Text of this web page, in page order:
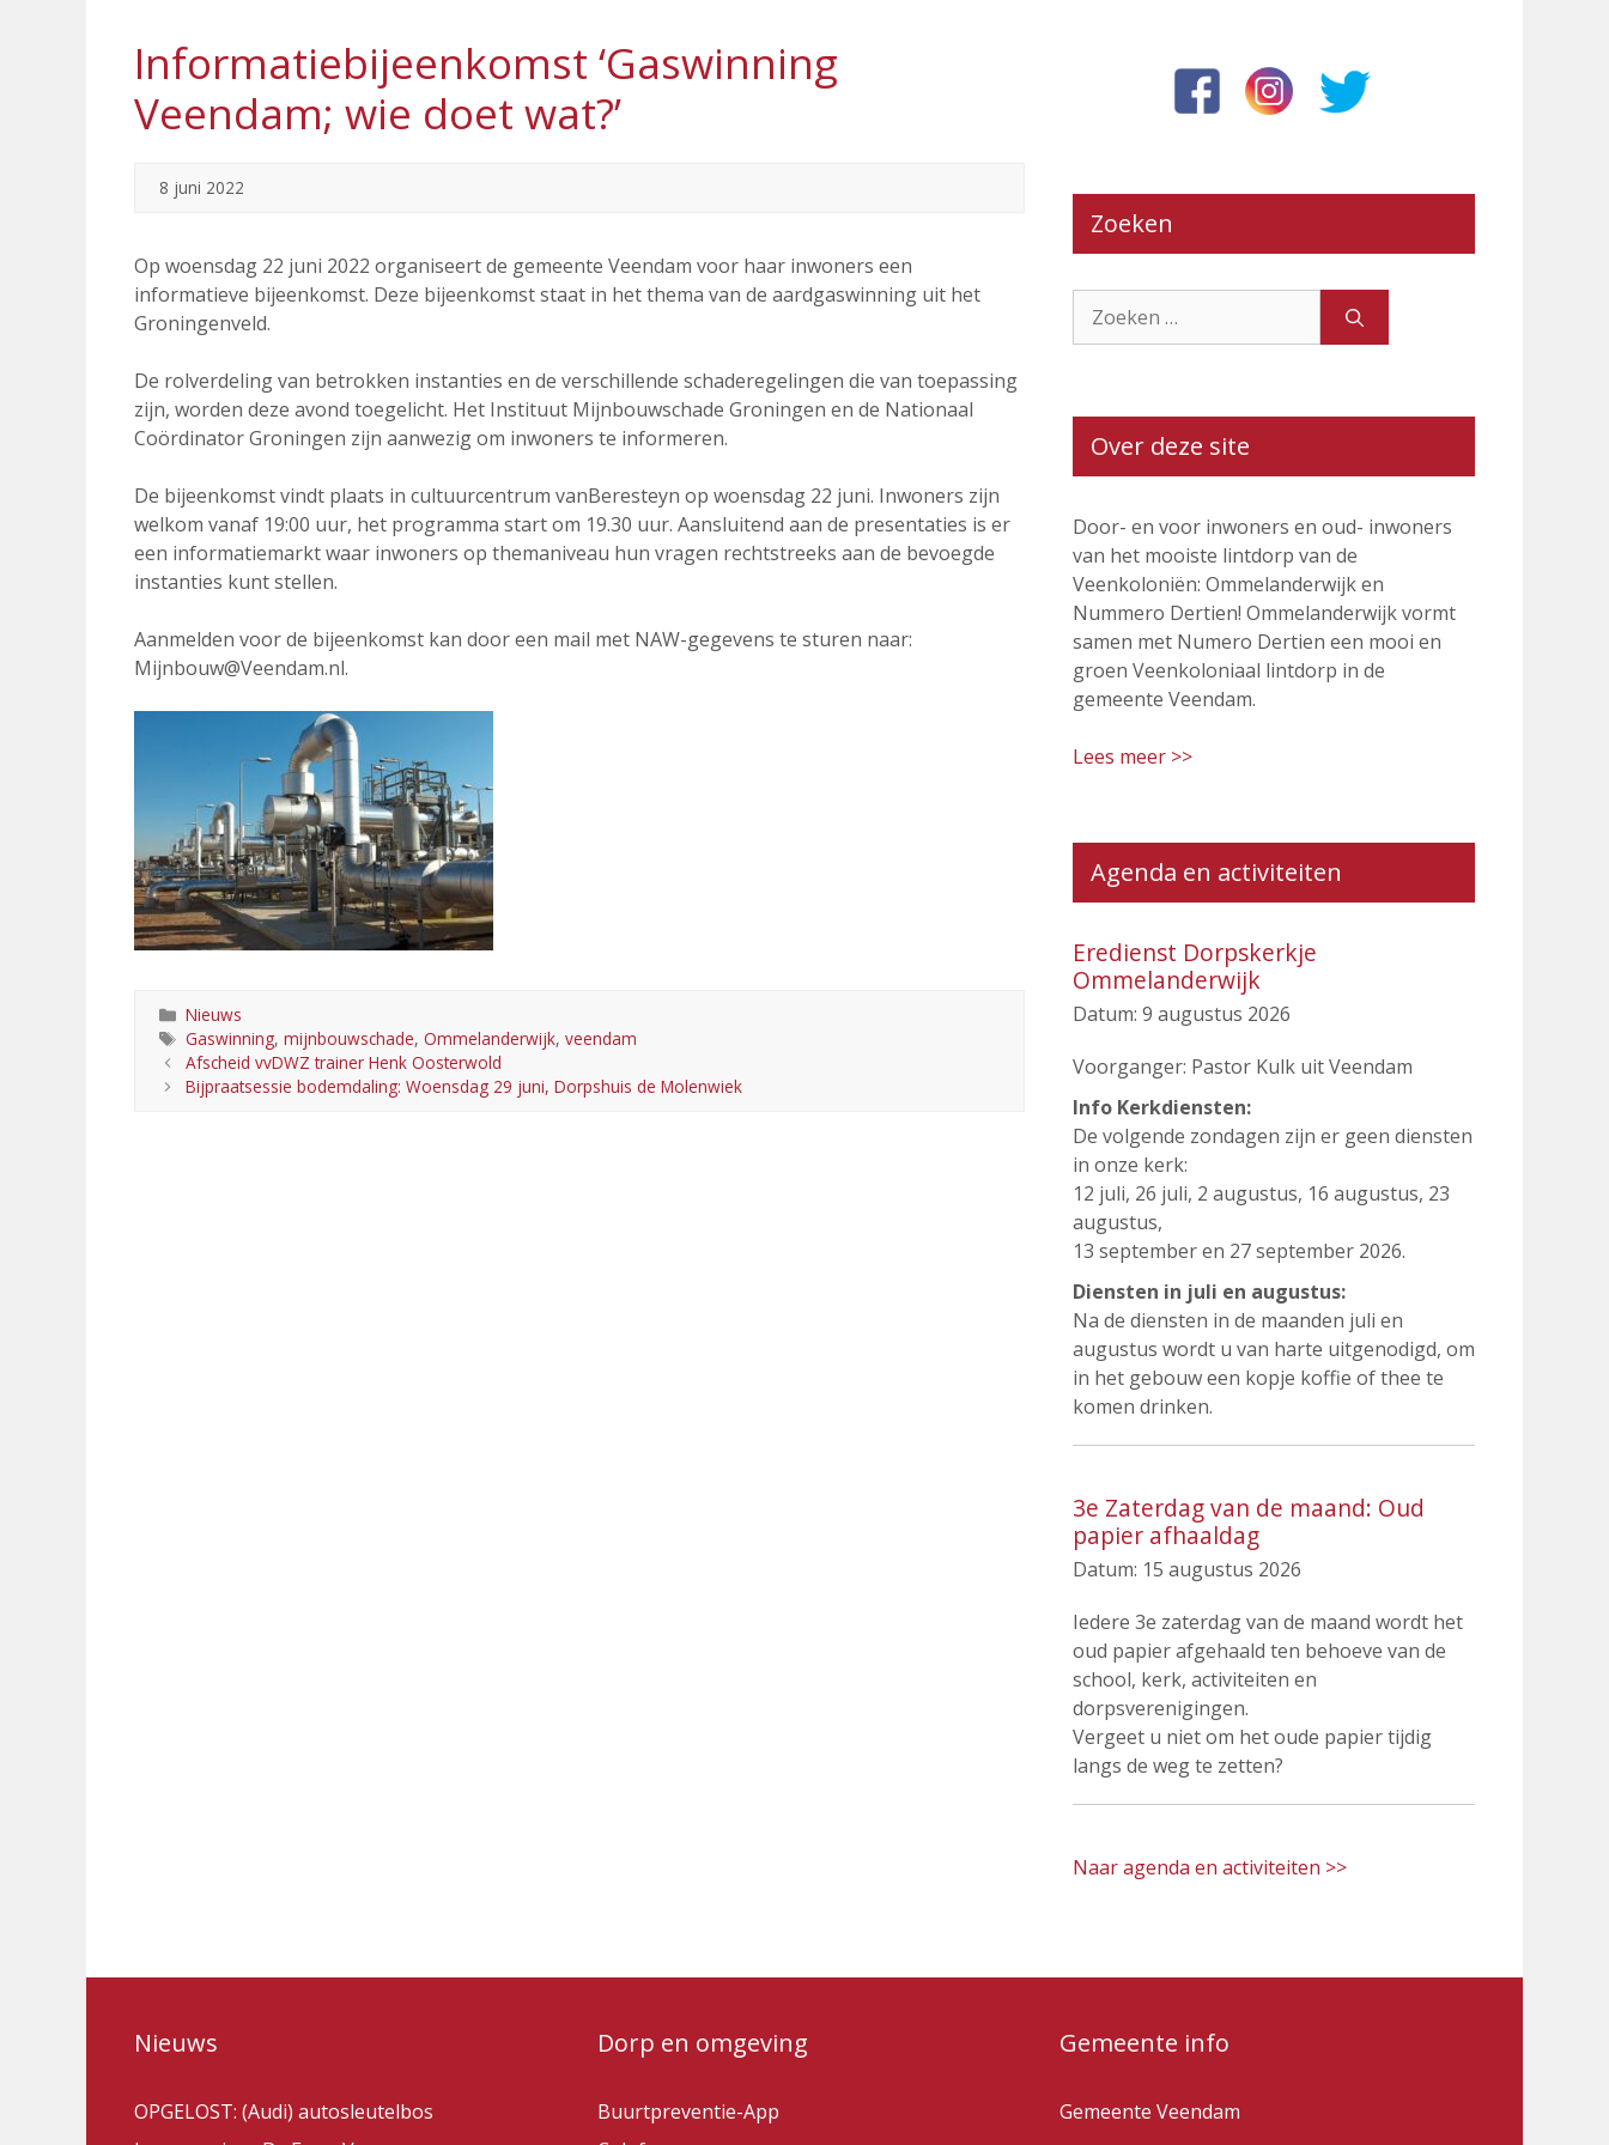
Informatiebijeenkomst ‘Gaswinning
Veendam; wie doet wat?’
8 juni 2022
Op woensdag 22 juni 2022 organiseert de gemeente Veendam voor haar inwoners een
informatieve bijeenkomst. Deze bijeenkomst staat in het thema van de aardgaswinning uit het
Groningenveld.
De rolverdeling van betrokken instanties en de verschillende schaderegelingen die van toepassing
zijn, worden deze avond toegelicht. Het Instituut Mijnbouwschade Groningen en de Nationaal
Coördinator Groningen zijn aanwezig om inwoners te informeren.
De bijeenkomst vindt plaats in cultuurcentrum vanBeresteyn op woensdag 22 juni. Inwoners zijn
welkom vanaf 19:00 uur, het programma start om 19.30 uur. Aansluitend aan de presentaties is er
een informatiemarkt waar inwoners op themaniveau hun vragen rechtstreeks aan de bevoegde
instanties kunt stellen.
Aanmelden voor de bijeenkomst kan door een mail met NAW-gegevens te sturen naar:
Mijnbouw@Veendam.nl.
Categorieën
Nieuws
Tags
Gaswinning, mijnbouwschade, Ommelanderwijk, veendam
Afscheid vvDWZ trainer Henk Oosterwold
Bijpraatsessie bodemdaling: Woensdag 29 juni, Dorpshuis de Molenwiek
Zoeken
naar:
Over deze site
Door- en voor inwoners en oud- inwoners
van het mooiste lintdorp van de
Veenkoloniën: Ommelanderwijk en
Nummero Dertien! Ommelanderwijk vormt
samen met Numero Dertien een mooi en
groen Veenkoloniaal lintdorp in de
gemeente Veendam.
Lees meer >>
Agenda en activiteiten
Eredienst Dorpskerkje
Ommelanderwijk
Datum: 9 augustus 2026
Voorganger: Pastor Kulk uit Veendam
Info Kerkdiensten:
De volgende zondagen zijn er geen diensten
in onze kerk:
12 juli, 26 juli, 2 augustus, 16 augustus, 23
augustus,
13 september en 27 september 2026.
Diensten in juli en augustus:
Na de diensten in de maanden juli en
augustus wordt u van harte uitgenodigd, om
in het gebouw een kopje koffie of thee te
komen drinken.
3e Zaterdag van de maand: Oud
papier afhaaldag
Datum: 15 augustus 2026
Iedere 3e zaterdag van de maand wordt het
oud papier afgehaald ten behoeve van de
school, kerk, activiteiten en
dorpsverenigingen.
Vergeet u niet om het oude papier tijdig
langs de weg te zetten?
Naar agenda en activiteiten >>
Nieuws
OPGELOST: (Audi) autosleutelbos
Dorp en omgeving
Buurtpreventie-App
Gemeente info
Gemeente Veendam